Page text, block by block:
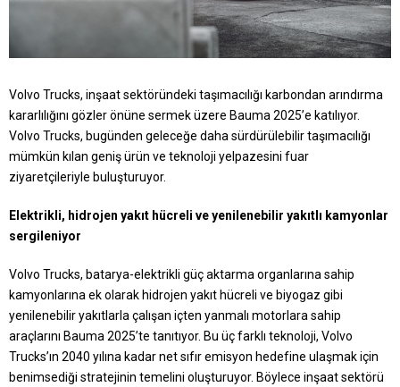
Volvo Trucks, inşaat sektöründeki taşımacılığı karbondan arındırma
kararlılığını gözler önüne sermek üzere Bauma 2025’e katılıyor.
Volvo Trucks, bugünden geleceğe daha sürdürülebilir taşımacılığı
mümkün kılan geniş ürün ve teknoloji yelpazesini fuar
ziyaretçileriyle buluşturuyor.
Elektrikli, hidrojen yakıt hücreli ve yenilenebilir yakıtlı kamyonlar
sergileniyor
Volvo Trucks, batarya-elektrikli güç aktarma organlarına sahip
kamyonlarına ek olarak hidrojen yakıt hücreli ve biyogaz gibi
yenilenebilir yakıtlarla çalışan içten yanmalı motorlara sahip
araçlarını Bauma 2025’te tanıtıyor. Bu üç farklı teknoloji, Volvo
Trucks’ın 2040 yılına kadar net sıfır emisyon hedefine ulaşmak için
benimsediği stratejinin temelini oluşturuyor. Böylece inşaat sektörü